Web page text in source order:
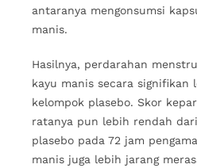
antaranya mengonsumsi
manis.
Hasilnya, perdarahan
kayu manis secara signifikan
kelompok plasebo. Skor
ratanya pun lebih rendah
plasebo pada 72 jam
manis juga lebih jarang